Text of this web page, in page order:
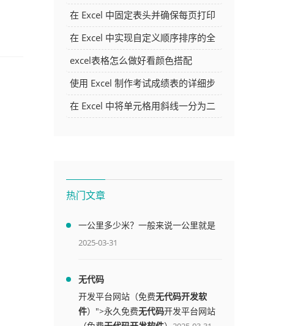
容
在 Excel 中固定表头并确保每页打印
时都显示表头的方法详解
在 Excel 中实现自定义顺序排序的全
面指南
excel表格怎么做好看颜色搭配
使用 Excel 制作考试成绩表的详细步
骤及技巧
在 Excel 中将单元格用斜线一分为二
热门文章
一公里多少米？一般来说一公里就是
1000米
2025-03-31
无代码
开发平台网站（免费无代码开发软
件）">永久免费无代码开发平台网站